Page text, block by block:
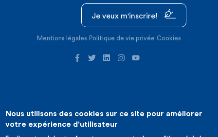
Je veux m'inscrire!
Mentions légales Politique de vie privée Cookies
©2026 ICHEC |Création de site internet : Expansion
Nous utilisons des cookies sur ce site pour améliorer
votre expérience d'utilisateur